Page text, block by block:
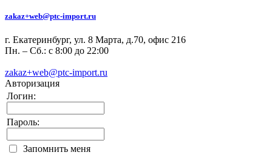
zakaz+web@ptc-import.ru
г. Екатеринбург, ул. 8 Марта, д.70, офис 216
Пн. – Сб.: с 8:00 до 22:00
zakaz+web@ptc-import.ru
Авторизация
Логин:
Пароль:
Запомнить меня